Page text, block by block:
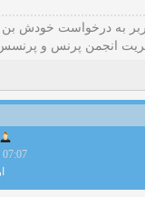
به درخواست خودش
انجمن پرنس و
07:07